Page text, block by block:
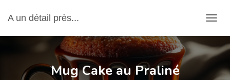
A un détail près...
Mug Cake au Praliné